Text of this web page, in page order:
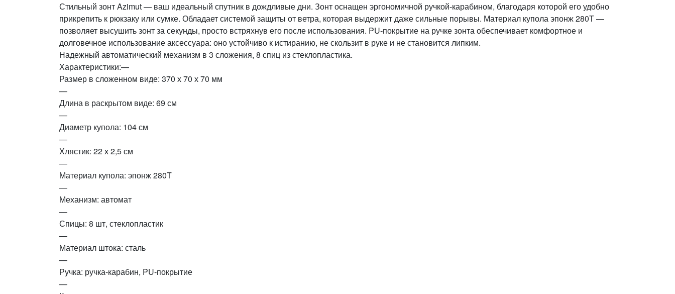
Стильный зонт Azimut — ваш идеальный спутник в дождливые дни. Зонт оснащен эргономичной ручкой-карабином, благодаря которой его удобно
прикрепить к рюкзаку или сумке. Обладает системой защиты от ветра, которая выдержит даже сильные порывы. Материал купола эпонж 280T —
позволяет высушить зонт за секунды, просто встряхнув его после использования. PU-покрытие на ручке зонта обеспечивает комфортное и
долговечное использование аксессуара: оно устойчиво к истиранию, не скользит в руке и не становится липким.
Надежный автоматический механизм в 3 сложения, 8 спиц из стеклопластика.
Характеристики:—
Размер в сложенном виде: 370 х 70 х 70 мм
—
Длина в раскрытом виде: 69 см
—
Диаметр купола: 104 см
—
Хлястик: 22 х 2,5 см
—
Материал купола: эпонж 280T
—
Механизм: автомат
—
Спицы: 8 шт, стеклопластик
—
Материал штока: сталь
—
Ручка: ручка-карабин, PU-покрытие
—